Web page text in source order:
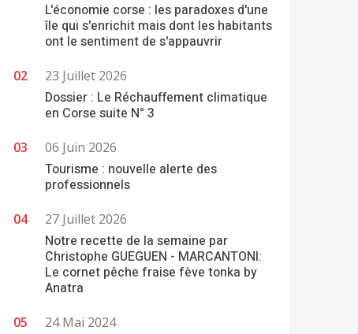
L'économie corse : les paradoxes d'une
île qui s'enrichit mais dont les habitants
ont le sentiment de s'appauvrir
23 Juillet 2026
Dossier : Le Réchauffement climatique
en Corse suite N° 3
06 Juin 2026
Tourisme : nouvelle alerte des
professionnels
27 Juillet 2026
Notre recette de la semaine par
Christophe GUEGUEN - MARCANTONI:
Le cornet pêche fraise fève tonka by
Anatra
24 Mai 2024